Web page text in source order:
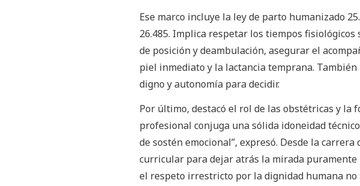
Ese marco incluye la ley de parto humanizado
26.485. Implica respetar los tiempos
de posición y deambulación, asegurar el
piel inmediato y la lactancia temprana.
digno y autonomía para decidir.
Por último, destacó el rol de las obstétricas y la
profesional conjuga una sólida idoneidad
de sostén emocional”, expresó. Desde la
curricular para dejar atrás la mirada puramente
el respeto irrestricto por la dignidad humana